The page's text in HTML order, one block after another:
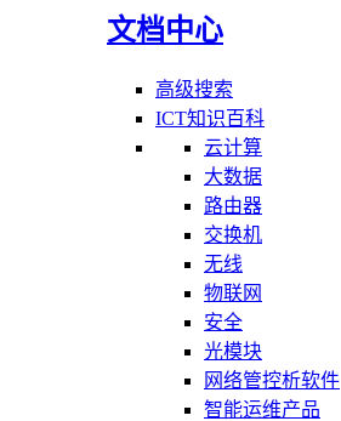
文档中心
高级搜索
ICT知识百科
云计算
大数据
路由器
交换机
无线
物联网
安全
光模块
网络管控析软件
智能运维产品